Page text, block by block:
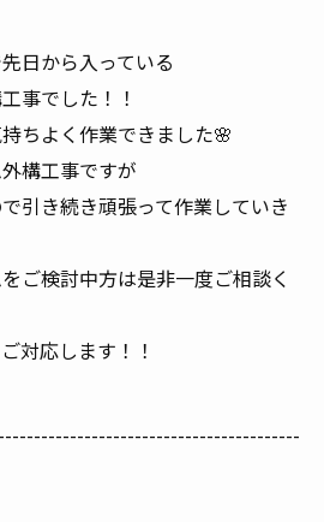
日から入っている
事でした！！
ちよく作業できました🌸
構工事ですが
引き続き頑張って作業していき
ご検討中方は是非一度ご相談く
対応します！！